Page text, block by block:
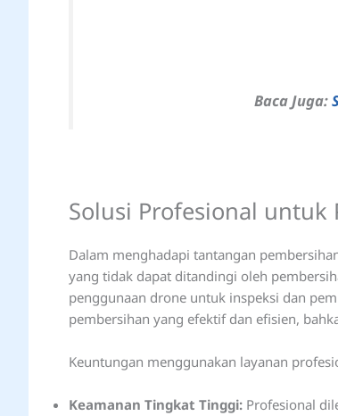
Baca Juga:
Solusi Profesional untuk
Dalam menghadapi tantangan
yang tidak dapat ditandingi oleh
penggunaan drone untuk inspeksi dan
pembersihan yang efektif dan efisien,
Keuntungan menggunakan layanan
Keamanan Tingkat Tinggi: Profesional